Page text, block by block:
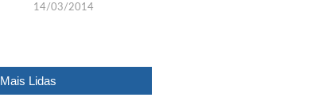
14/03/2014
Mais Lidas